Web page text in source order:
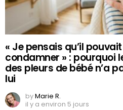
« Je pensais qu’il
condamner » : pourquoi
des pleurs de bébé n’a
lui
byMarie R.
il y a environ 5 jours